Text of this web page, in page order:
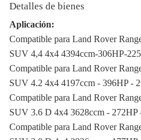
Detalles de bienes
Aplicación:
Compatible para Land Rover
SUV 4,4 4x4 4394ccm-306HP-
Compatible para Land Rover
SUV 4.2 4x4 4197ccm - 396HP -
Compatible para Land Rover
SUV 3.6 D 4x4 3628ccm -
Compatible para Land Rover